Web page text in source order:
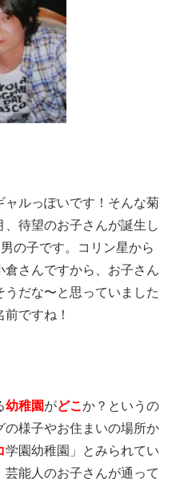
ャルっぽいです！そんな菊
待望のお子さんが誕生し
の子です。コリン星から
さんですから、お子さん
だな〜と思っていました
ですね！
幼稚園がどこ か？というの
の様子やお住まいの場所か
学園幼稚園」とみられてい
芸能人のお子さんが通って